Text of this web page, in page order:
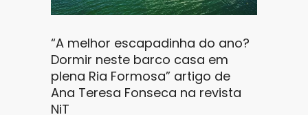
“A melhor escapadinha do ano?
Dormir neste barco casa em
plena Ria Formosa” artigo de
Ana Teresa Fonseca na revista
NiT